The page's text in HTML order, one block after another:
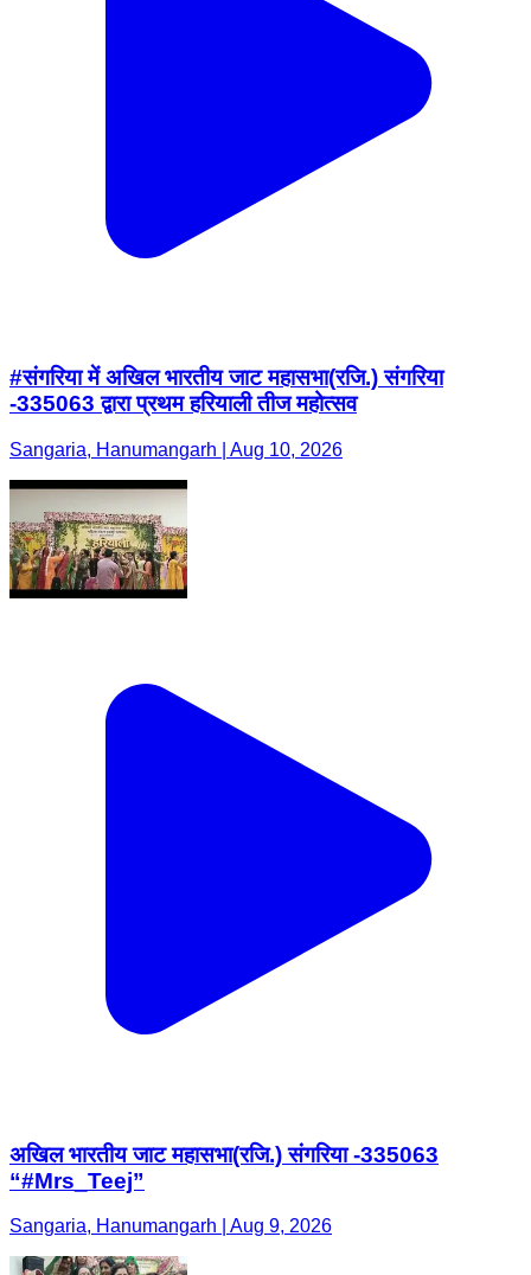
#संगरिया में अखिल भारतीय जाट महासभा(रजि.) संगरिया
-335063 द्वारा प्रथम हरियाली तीज महोत्सव
Sangaria, Hanumangarh | Aug 10, 2026
अखिल भारतीय जाट महासभा(रजि.) संगरिया -335063
“#Mrs_Teej”
Sangaria, Hanumangarh | Aug 9, 2026